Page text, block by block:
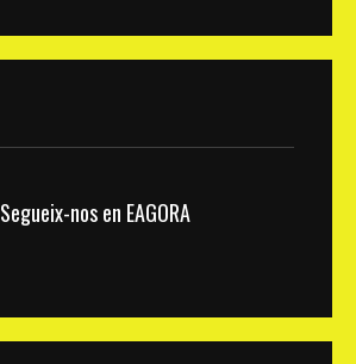
Segueix-nos en EAGORA